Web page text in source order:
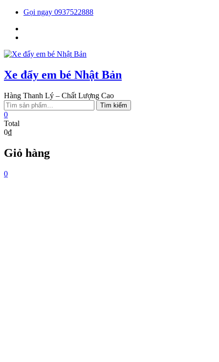
Skip
content
Gọi ngay 0937522888
Xe đẩy em bé Nhật Bản
Hàng Thanh Lý – Chất Lượng Cao
Tìm
kiếm:
Tìm kiếm
0
Total
0₫
Giỏ hàng
0